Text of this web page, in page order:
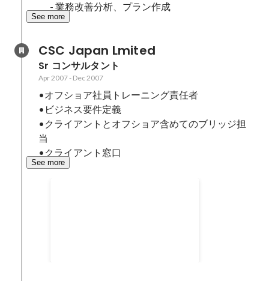
- 業務改善分析、プラン作成
See more
CSC Japan Lmited
Sr コンサルタント
Apr 2007- Dec 2007
•オフショア社員トレーニング責任者
•ビジネス要件定義
•クライアントとオフショア含めてのブリッジ担
当
•クライアント窓口
See more